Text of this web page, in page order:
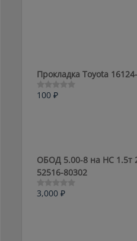
Прокладка Toyota
Оценка
100 ₽
ОБОД 5.00-8 на HC 1.5т
52516-80302
Оценка
3,000 ₽